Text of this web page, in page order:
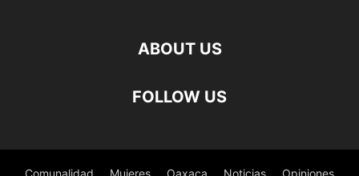
ABOUT US
FOLLOW US
Comunalidad Mujeres Oaxaca Noticias Opiniones